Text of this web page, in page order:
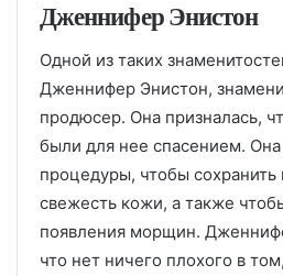
Дженнифер Энистон
Одной из таких
Дженнифер Энистон,
продюсер. Она призналась,
были для нее спасением.
процедуры, чтобы сохранить
свежесть кожи, а также
появления морщин.
что нет ничего плохого в